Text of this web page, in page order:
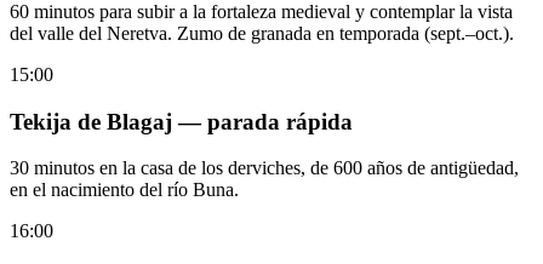
60 minutos para subir a la fortaleza medieval y contemplar la vista
del valle del Neretva. Zumo de granada en temporada (sept.–oct.).
15:00
Tekija de Blagaj — parada rápida
30 minutos en la casa de los derviches, de 600 años de antigüedad,
en el nacimiento del río Buna.
16:00